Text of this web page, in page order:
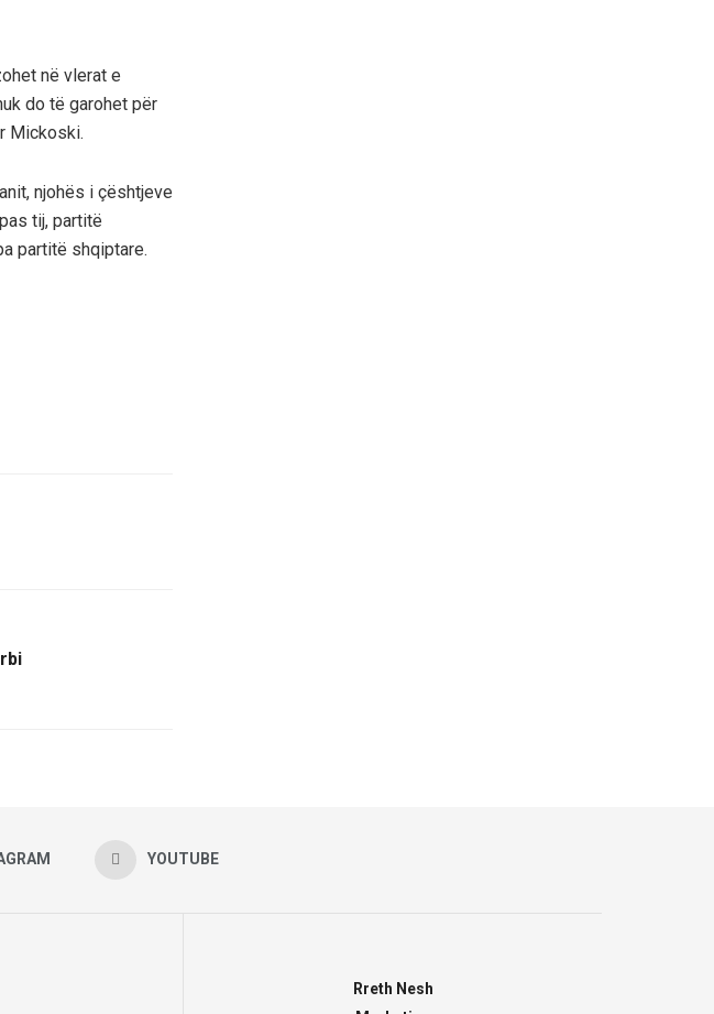
në vlerat e
do të garohet për
Mickoski.
njohës i çështjeve
tij, partitë
partitë shqiptare.
YOUTUBE
Rreth Nesh